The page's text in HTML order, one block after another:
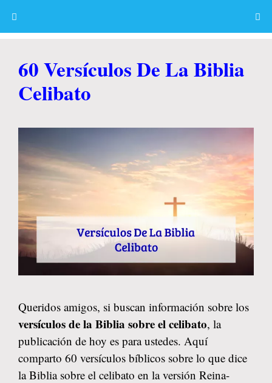
60 Versículos De La Biblia
Celibato
Queridos amigos, si buscan información sobre los
versículos de la Biblia sobre el celibato, la
publicación de hoy es para ustedes. Aquí
comparto 60 versículos bíblicos sobre lo que dice
la Biblia sobre el celibato en la versión Reina-